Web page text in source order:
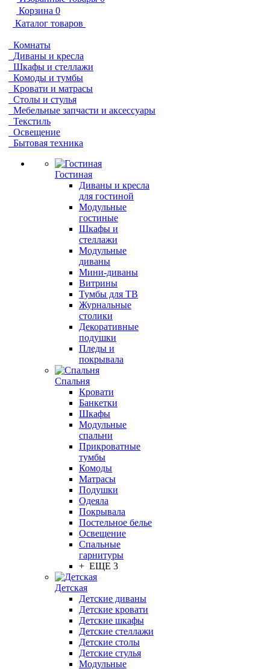
Корзина 0
Каталог товаров
Комнаты
Диваны и кресла
Шкафы и стеллажи
Комоды и тумбы
Кровати и матрасы
Столы и стулья
Мебельные запчасти и аксессуары
Текстиль
Освещение
Бытовая техника
Гостиная
Диваны и кресла
для гостиной
Модульные
гостиные
Шкафы и
стеллажи
Модульные
диваны
Мини-диваны
Витрины
Тумбы для ТВ
Журнальные
столики
Декоративные
подушки
Пледы и
покрывала
Спальня
Кровати
Банкетки
Шкафы
Модульные
спальни
Прикроватные
тумбы
Комоды
Матрасы
Подушки
Одеяла
Покрывала
Постельное белье
Освещение
Спальные
гарнитуры
+ ЕЩЕ 3
Детская
Детские диваны
Детские кровати
Детские шкафы
Детские стеллажи
Детские столы
Детские стулья
Модульные